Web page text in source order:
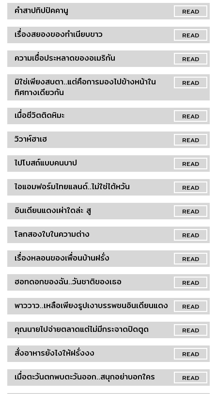
READ
คำสาปทิปปิคคานู
READ
เรื่องสยองของทำเนียบขาว
READ
ความเชื่อประหลาดของอเมริกัน
READ
มิใช่เพียงสบตา..แต่คือการมองไปข้างหน้าใน
ทิศทางเดียวกัน
READ
เมื่อชีวิตติดหิมะ
READ
วิวาห์ฮาเฮ
READ
ไปโบสถ์แบบคนบาป
READ
ไอแอมฟอร์มไทยแลนด์..ไม่ใช่ไต้หวัน
READ
อินเดียนแดงเผ่าใดล่ะ สู
READ
โลกสองใบในความต่าง
READ
เรื่องหลอนของเพื่อนบ้านฝรั่ง
READ
ฮอทดอกของฉัน..วันชาติของเธอ
READ
พาววาว..เหลือเพียงรูปเงาบรรพชนอินเดียนแดง
READ
คุณนายไปจ่ายตลาดแต่ไม่มีกระจาดปิดตูด
READ
สั่งอาหารยังไงให้ฝรั่งงง
READ
เมื่อตะวันตกพบตะวันออก..สนุกอย่าบอกใคร